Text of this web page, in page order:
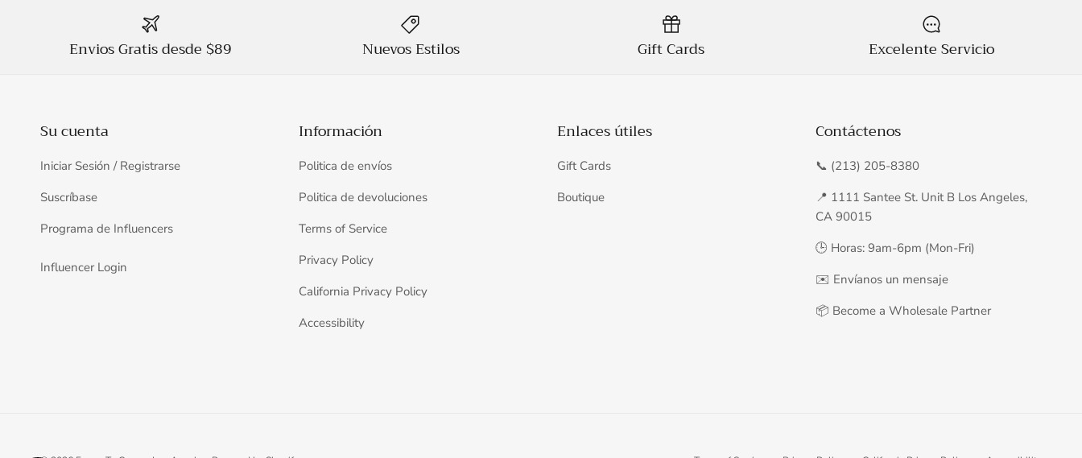
Envios Gratis desde $89 Nuevos Estilos Gift Cards Excelente Servicio
Su cuenta
Iniciar Sesión / Registrarse
Suscríbase
Programa de Influencers
Influencer Login
Información
Politica de envíos
Politica de devoluciones
Terms of Service
Privacy Policy
California Privacy Policy
Accessibility
Enlaces útiles
Gift Cards
Boutique
Contáctenos
📞 (213) 205-8380
📍 1111 Santee St. Unit B Los Angeles,
CA 90015
🕒 Horas: 9am-6pm (Mon-Fri)
✉️ Envíanos un mensaje
📦 Become a Wholesale Partner